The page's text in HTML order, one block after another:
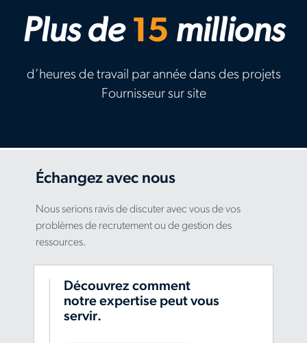
Plus de 15 millions
d’heures de travail par année dans des projets
Fournisseur sur site
Échangez avec nous
Nous serions ravis de discuter avec vous de vos
problèmes de recrutement ou de gestion des
ressources.
Découvrez comment
notre expertise peut vous
servir.